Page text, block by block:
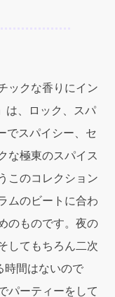
ックな香りにイン
は、ロック、スパ
でスパイシー、セ
な極東のスパイス
このコレクション
ムのビートに合わ
のものです。夜の
してもちろん二次
時間はないので
パーティーをして